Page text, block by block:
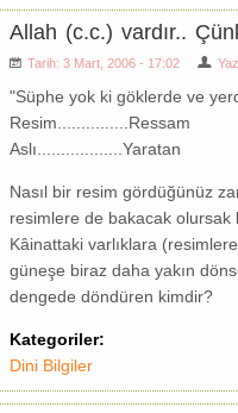
Allah (c.c.) vardır..
Tarih: 3 Mart, 2006 - 17:02
"Süphe yok ki göklerde ve
Resim...............Ressam
Aslı..................Yaratan
Nasıl bir resim gördüğünüz
resimlere de bakacak olursak
Kâinattaki varlıklara
güneşe biraz daha yakın
dengede döndüren kimdir?
Kategoriler:
Dini Bilgiler